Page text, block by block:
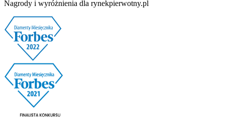
Nagrody i wyróżnienia dla rynekpierwotny.pl